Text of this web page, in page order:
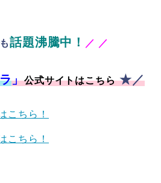
話題沸騰中！ ／ ／
」公式サイトはこちら★／